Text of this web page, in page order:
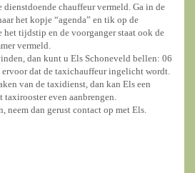
dienstdoende chauffeur vermeld. Ga in de
het kopje “agenda” en tik op de
het tijdstip en de voorganger staat ook de
vermeld.
dan kunt u Els Schoneveld bellen: 06
dat de taxichauffeur ingelicht wordt.
van de taxidienst, dan kan Els een
taxirooster even aanbrengen.
neem dan gerust contact op met Els.